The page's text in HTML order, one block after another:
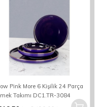
Pink More 6 Kişilik 24 Parça
Takımı DC1.TR-3084